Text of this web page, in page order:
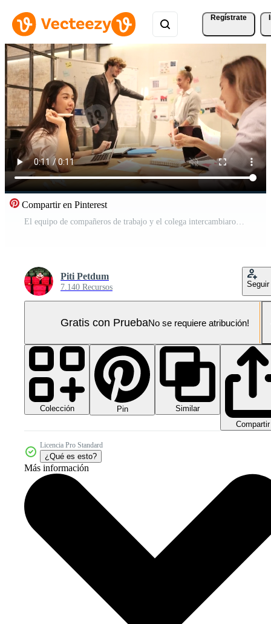
Regístrate
Compartir en Pinterest
El equipo de compañeros de trabajo y el colega intercambiaron ideas, discutieron la estrategia de marketing, la colaboración de ideas y la planificación de proyectos comerciales con un jefe caucásico en la conferencia de la oficina, el lugar de trabajo de la reunión del personal. Vídeo Pro
Piti Petdum
7.140 Recursos Seguir
Gratis con PruebaNo se requiere atribución!
Colección Pin
Similar
Compartir
Licencia Pro Standard
¿Qué es esto?
Más información